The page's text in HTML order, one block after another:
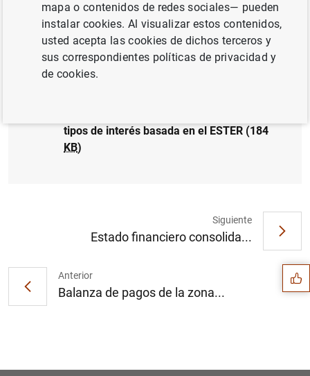
El grupo de trabajo sobre los tipos de
interés libres de riesgo solicita al mercado
comentarios sobre la transición del eonia al
tipos de interés basada en el ESTER (184
KB)
Anterior
Balanza de pagos de la zona...
Siguiente
Estado financiero consolida... Sugerencias
mapa o contenidos de redes sociales— pueden
instalar cookies. Al visualizar estos contenidos,
usted acepta las cookies de dichos terceros y
sus correspondientes políticas de privacidad y
de cookies.